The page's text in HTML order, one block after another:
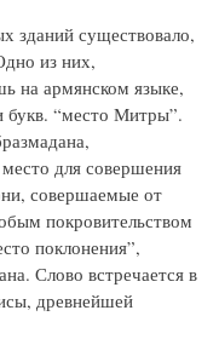
зданий существовало,
из них,
на армянском языке,
“место Митры”.
для совершения
совершаемые от
покровительством
поклонения”,
Слово встречается в
древнейшей